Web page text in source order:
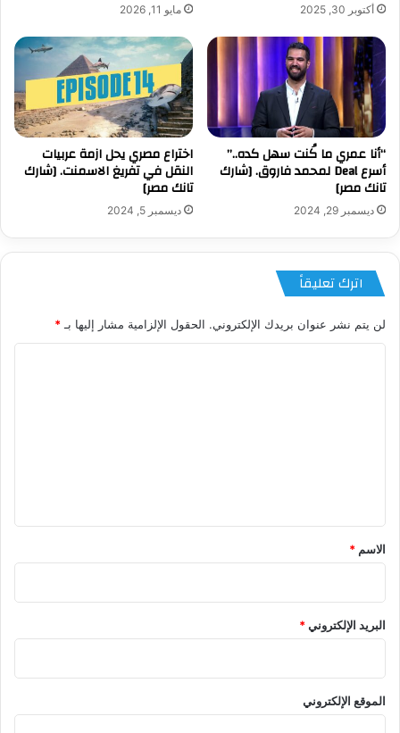
أكتوبر 30, 2025 مايو 11, 2026
“أنا عمري ما كُنت سهل كده..”
أسرع Deal لمحمد فاروق. [شارك
تانك مصر]
ديسمبر 29, 2024
اختراع مصري يحل ازمة عربيات
النقل في تفريغ الاسمنت. [شارك
تانك مصر]
ديسمبر 5, 2024
اترك تعليقاً
لن يتم نشر عنوان بريدك الإلكتروني. الحقول الإلزامية مشار إليها بـ *
*
الاسم *
البريد الإلكتروني*
الموقع الإلكتروني